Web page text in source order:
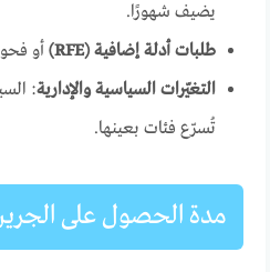
يضيف شهورًا.
طلبات أدلة إضافية (RFE)
أو
التغيّرات السياسية والإدارية:
تُسرّع فئات بعينها.
مدة الحصول على